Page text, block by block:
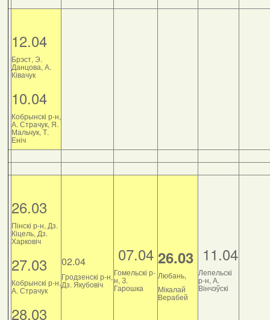
12.04
Брэст, Э.
Данцова, А.
Ківачук
10.04
Кобрынскі р-н,
А. Страчук, Я.
Мальчук, Т.
Еніч
26.03
Пінскі р-н, Дз.
Кіцель, Дз.
Харковіч
27.03
Кобрынскі р-н,
А. Страчук
28.03
02.04
Гродзенскі р-н,
Дз. Якубовіч
07.04
Гомельскі р-
н, З.
Гарошка
26.03
Любань,
Мікалай
Верабей
11.04
Лепельскі
р-н, А.
Вінчэўскі